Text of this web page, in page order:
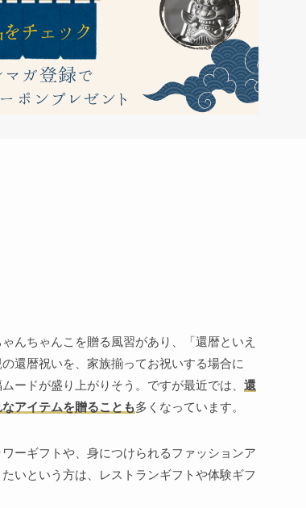
んちゃんこを贈る風習があり、「還暦といえ
還暦祝いを、家族揃ってお祝いする場合に
ードが盛り上がりそう。ですが最近では、 還
アイテムを贈ることも多くなっています。
ーギフトや、身につけられるファッションア
いという方は、レストランギフトや体験ギフ